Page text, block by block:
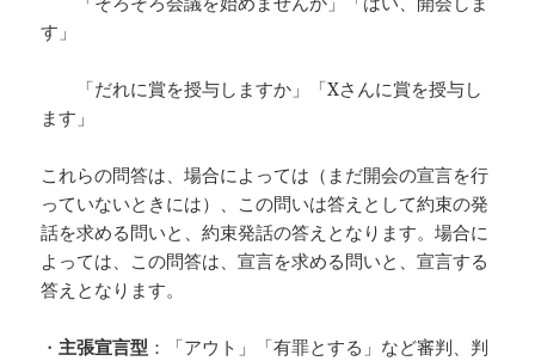
す」
「だれに賞を授与しますか」「Xさんに賞を授与し
ます」
これらの問答は、場合によっては（まだ開会の宣言を行
っていないときには）、この問いは答えとして約束の発
話を求める問いと、約束発話の答えとなります。場合に
よっては、この問答は、宣言を求める問いと、宣言する
答えとなります。
・主張宣言型 ：「アウト」「有罪とする」など審判、判